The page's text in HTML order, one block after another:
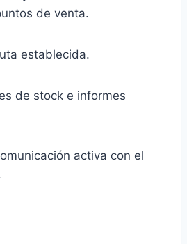
de venta.
establecida.
de stock e informes
activa con el